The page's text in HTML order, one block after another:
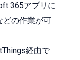
365アプリに
どの作業が可
経由で